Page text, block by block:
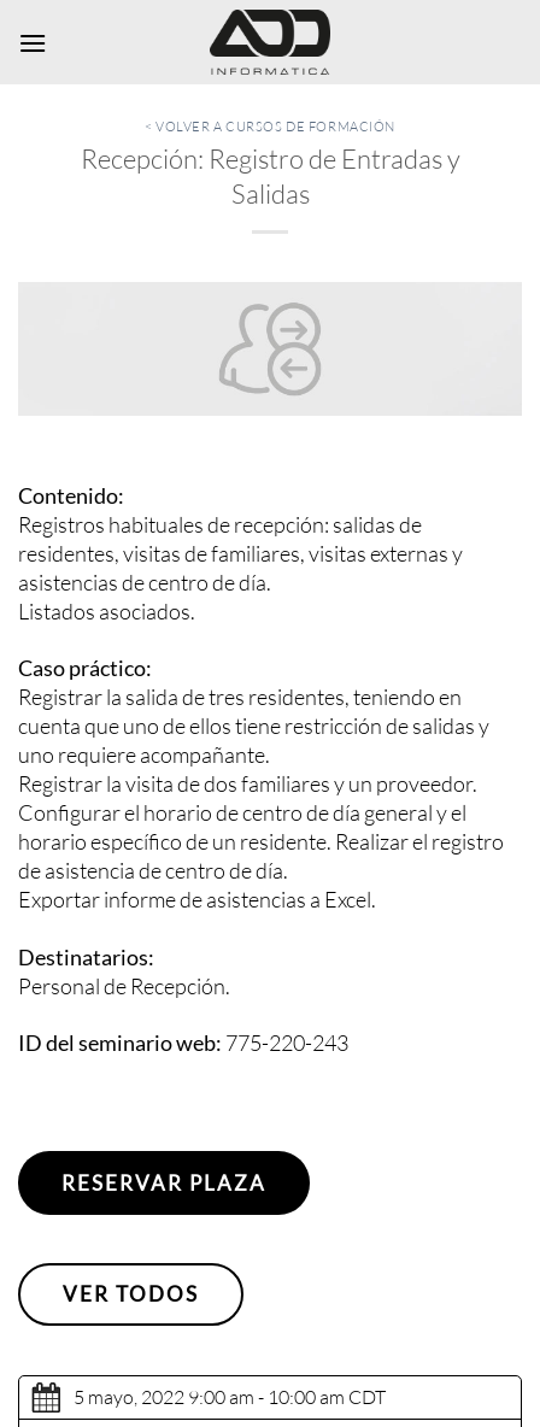
< VOLVER A CURSOS DE FORMACIÓN
Recepción: Registro de Entradas y
Salidas
Contenido:
Registros habituales de recepción: salidas de
residentes, visitas de familiares, visitas externas y
asistencias de centro de día.
Listados asociados.
Caso práctico:
Registrar la salida de tres residentes, teniendo en
cuenta que uno de ellos tiene restricción de salidas y
uno requiere acompañante.
Registrar la visita de dos familiares y un proveedor.
Configurar el horario de centro de día general y el
horario específico de un residente. Realizar el registro
de asistencia de centro de día.
Exportar informe de asistencias a Excel.
Destinatarios:
Personal de Recepción.
ID del seminario web: 775-220-243
RESERVAR PLAZA
VER TODOS
5 mayo, 2022 9:00 am - 10:00 am CDT